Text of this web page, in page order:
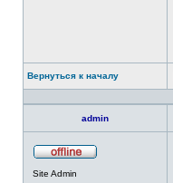
Вернуться к началу
admin
Site Admin